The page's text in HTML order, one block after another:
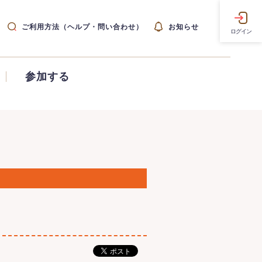
ご利用方法（ヘルプ・問い合わせ） お知らせ
ログイン
参加する